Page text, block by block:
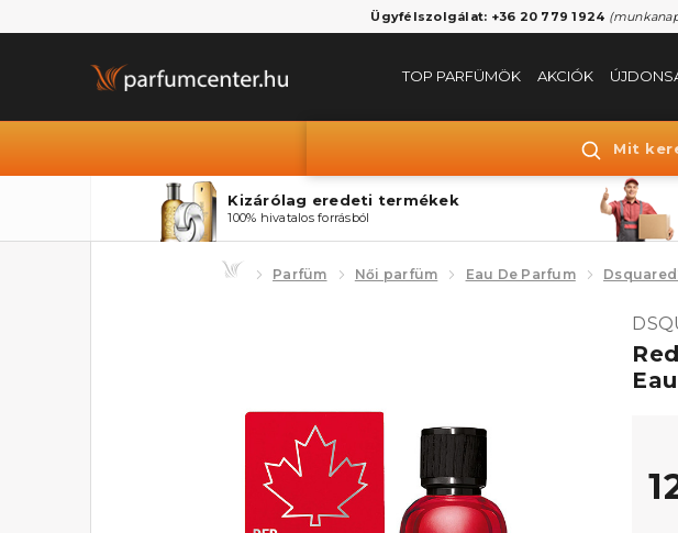
Ügyfélszolgálat: +36 20 779 1924
TOP PARFÜMÖK AKCIÓK
Mit
Kizárólag eredeti termékek
100% hivatalos forrásból
Parfüm Női parfüm Eau De Parfum